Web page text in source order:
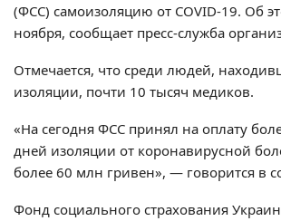
(ФСС) самоизоляцию от COVID-19. Об
ноября, сообщает пресс-служба
Отмечается, что среди людей,
изоляции, почти 10 тысяч медиков.
«На сегодня ФСС принял на оплату
дней изоляции от коронавирусной
более 60 млн гривен», — говорится в
Фонд социального страхования